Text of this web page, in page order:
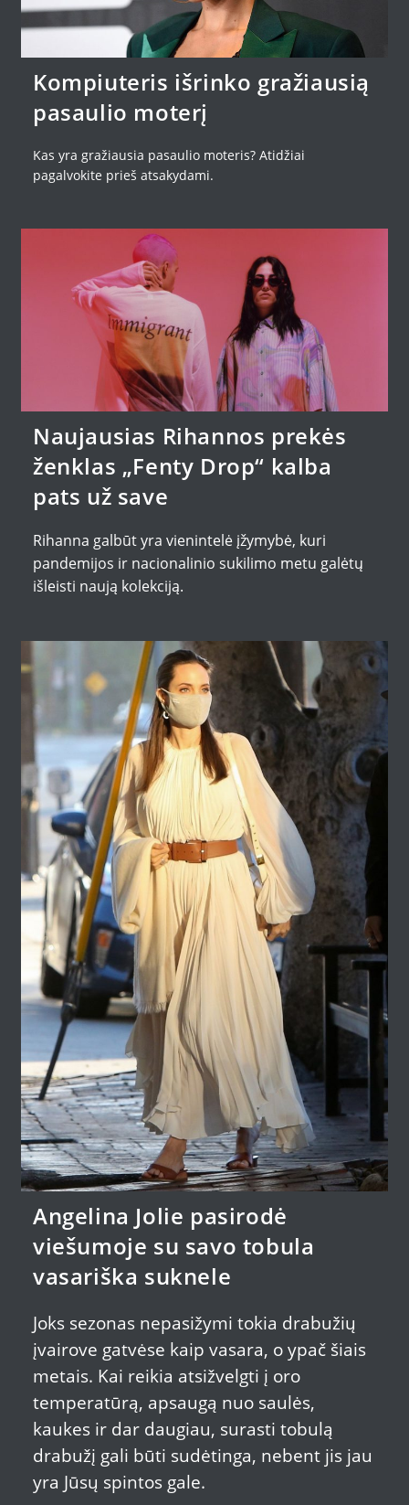
Kompiuteris išrinko gražiausią
pasaulio moterį
Kas yra gražiausia pasaulio moteris? Atidžiai
pagalvokite prieš atsakydami.
Naujausias Rihannos prekės
ženklas „Fenty Drop“ kalba
pats už save
Rihanna galbūt yra vienintelė įžymybė, kuri
pandemijos ir nacionalinio sukilimo metu galėtų
išleisti naują kolekciją.
Angelina Jolie pasirodė
viešumoje su savo tobula
vasariška suknele
Joks sezonas nepasižymi tokia drabužių
įvairove gatvėse kaip vasara, o ypač šiais
metais. Kai reikia atsižvelgti į oro
temperatūrą, apsaugą nuo saulės,
kaukes ir dar daugiau, surasti tobulą
drabužį gali būti sudėtinga, nebent jis jau
yra Jūsų spintos gale.